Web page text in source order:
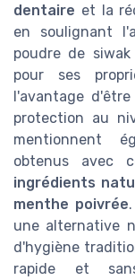
dentaire et la
en soulignant
poudre de
pour ses
l'avantage
protection au
mentionnent
obtenus avec
ingrédients
menthe poivrée
une alternative
d'hygiène
rapide et